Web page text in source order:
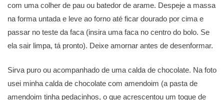
com uma colher de pau ou batedor de arame. Despeje a massa
na forma untada e leve ao forno até ficar dourado por cima e
passar no teste da faca (insira uma faca no centro do bolo. Se
ela sair limpa, tá pronto). Deixe amornar antes de desenformar.
Sirva puro ou acompanhado de uma calda de chocolate. Na foto
usei minha calda de chocolate com amendoim (a pasta de
amendoim tinha pedacinhos, o que acrescentou um toque de